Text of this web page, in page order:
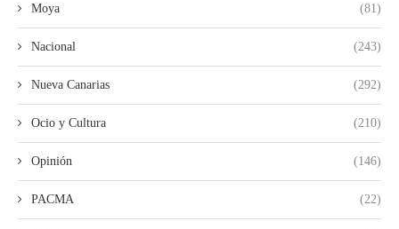
Moya (81)
Nacional (243)
Nueva Canarias (292)
Ocio y Cultura (210)
Opinión (146)
PACMA (22)